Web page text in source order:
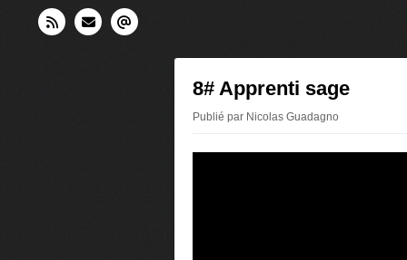
8# Apprenti sage
Publié par Nicolas Guadagno